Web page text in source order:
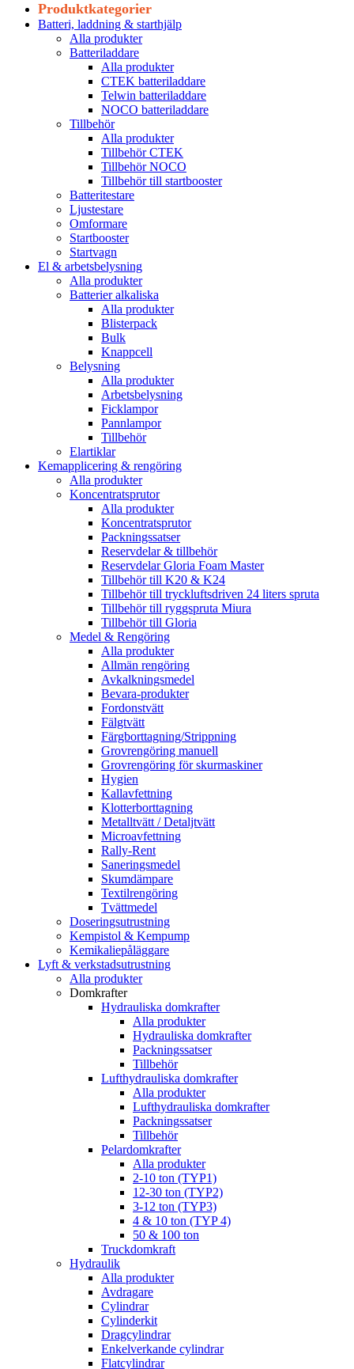
Produktkategorier
Batteri, laddning & starthjälp
Alla produkter
Batteriladdare
Alla produkter
CTEK batteriladdare
Telwin batteriladdare
NOCO batteriladdare
Tillbehör
Alla produkter
Tillbehör CTEK
Tillbehör NOCO
Tillbehör till startbooster
Batteritestare
Ljustestare
Omformare
Startbooster
Startvagn
El & arbetsbelysning
Alla produkter
Batterier alkaliska
Alla produkter
Blisterpack
Bulk
Knappcell
Belysning
Alla produkter
Arbetsbelysning
Ficklampor
Pannlampor
Tillbehör
Elartiklar
Kemapplicering & rengöring
Alla produkter
Koncentratsprutor
Alla produkter
Koncentratsprutor
Packningssatser
Reservdelar & tillbehör
Reservdelar Gloria Foam Master
Tillbehör till K20 & K24
Tillbehör till tryckluftsdriven 24 liters spruta
Tillbehör till ryggspruta Miura
Tillbehör till Gloria
Medel & Rengöring
Alla produkter
Allmän rengöring
Avkalkningsmedel
Bevara-produkter
Fordonstvätt
Fälgtvätt
Färgborttagning/Strippning
Grovrengöring manuell
Grovrengöring för skurmaskiner
Hygien
Kallavfettning
Klotterborttagning
Metalltvätt / Detaljtvätt
Microavfettning
Rally-Rent
Saneringsmedel
Skumdämpare
Textilrengöring
Tvättmedel
Doseringsutrustning
Kempistol & Kempump
Kemikaliepåläggare
Lyft & verkstadsutrustning
Alla produkter
Domkrafter
Hydrauliska domkrafter
Alla produkter
Hydrauliska domkrafter
Packningssatser
Tillbehör
Lufthydrauliska domkrafter
Alla produkter
Lufthydrauliska domkrafter
Packningssatser
Tillbehör
Pelardomkrafter
Alla produkter
2-10 ton (TYP1)
12-30 ton (TYP2)
3-12 ton (TYP3)
4 & 10 ton (TYP 4)
50 & 100 ton
Truckdomkraft
Hydraulik
Alla produkter
Avdragare
Cylindrar
Cylinderkit
Dragcylindrar
Enkelverkande cylindrar
Flatcylindrar